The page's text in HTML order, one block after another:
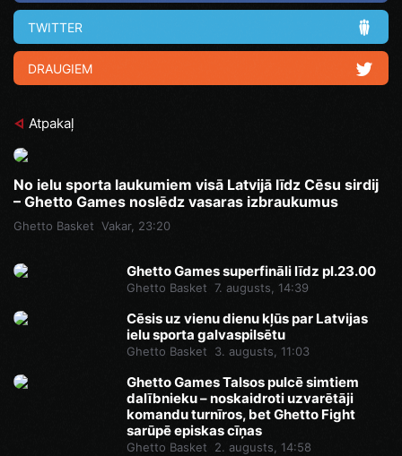
TWITTER
DRAUGIEM
Atpakaļ
No ielu sporta laukumiem visā Latvijā līdz Cēsu sirdij
– Ghetto Games noslēdz vasaras izbraukumus
Ghetto Basket Vakar, 23:20
Ghetto Games superfināli līdz pl.23.00
Ghetto Basket 7. augusts, 14:39
Cēsis uz vienu dienu kļūs par Latvijas
ielu sporta galvaspilsētu
Ghetto Basket 3. augusts, 11:03
Ghetto Games Talsos pulcē simtiem
dalībnieku – noskaidroti uzvarētāji
komandu turnīros, bet Ghetto Fight
sarūpē episkas cīņas
Ghetto Basket 2. augusts, 14:58